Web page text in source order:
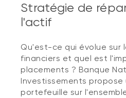
Stratégie de
l'actif
Qu'est-ce qui évolue sur
financiers et quel est
placements ? Banque
Investissements
portefeuille sur